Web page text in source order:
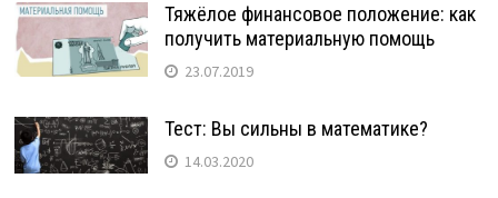
Тяжёлое финансовое положение: как
получить материальную помощь
23.07.2019
Тест: Вы сильны в математике?
14.03.2020